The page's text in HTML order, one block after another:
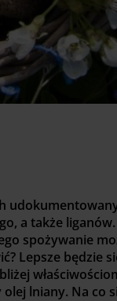
a także
spożywanie
Lepsze będzie
lniany. Na co